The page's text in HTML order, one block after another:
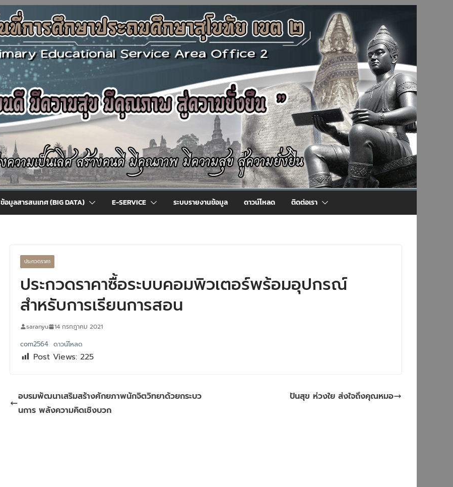
ข้อมูลสารสนเทศ (BIG DATA) E-SERVICE ระบบรายงานข้อมูล ดาวน์โหลด ติดต่อเรา
ประกวดราคา
ประกวดราคาซื้อระบบคอมพิวเตอร์พร้อมอุปกรณ์
สำหรับการเรียนการสอน
saranyu 14 กรกฎาคม 2021
com2564 ดาวน์โหลด
Post Views: 225
อบรมพัฒนาเสริมสร้างศักยภาพนักจิตวิทยาด้วยกระบว
นการ​ พลังความคิดเชิงบวก
ปันสุข​ ห่วงใย​ ส่งใจถึงคุณหมอ